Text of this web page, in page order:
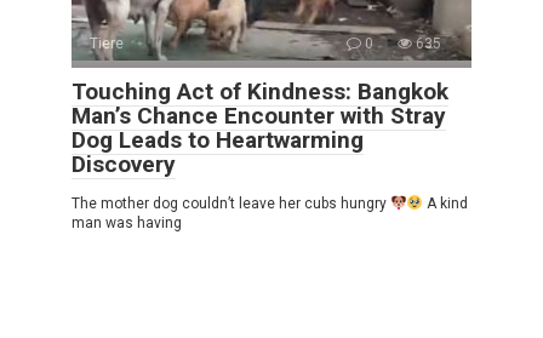
Tiere 0 635
Touching Act of Kindness: Bangkok
Man’s Chance Encounter with Stray
Dog Leads to Heartwarming
Discovery
The mother dog couldn’t leave her cubs hungry
A kind
man was having